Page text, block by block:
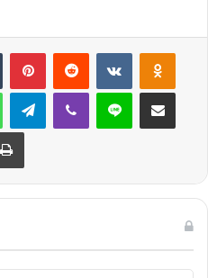
Tumblr PinterestReddit VKontakte
WhatsAppTelegramViber Line E-Posta ile
Yazdır